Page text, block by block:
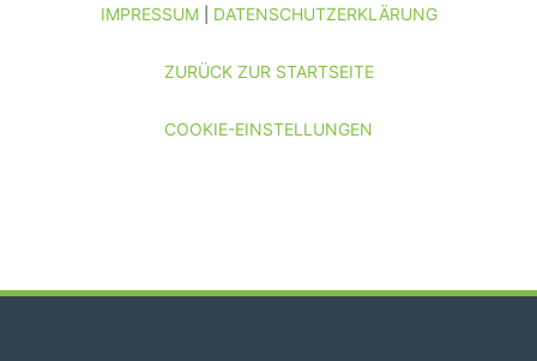
IMPRESSUM| DATENSCHUTZERKLÄRUNG
ZURÜCK ZUR STARTSEITE
COOKIE-EINSTELLUNGEN